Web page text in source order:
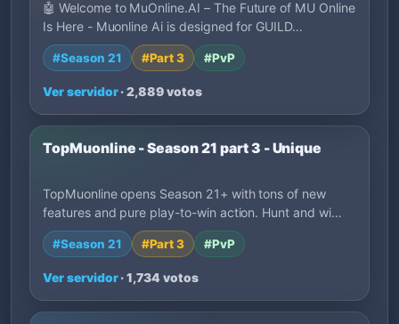
🤖 Welcome to MuOnline.AI – The Future of MU Online
Is Here - Muonline Ai is designed for GUILD…
#Season 21 #Part 3 #PvP
Ver servidor· 2,889 votos
TopMuonline - Season 21 part 3 - Unique
TopMuonline opens Season 21+ with tons of new
features and pure play-to-win action. Hunt and wi…
#Season 21 #Part 3 #PvP
Ver servidor· 1,734 votos